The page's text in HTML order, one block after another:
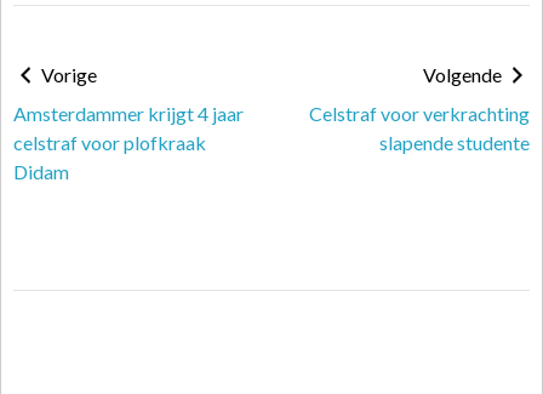
Vorige
Amsterdammer krijgt 4 jaar
celstraf voor plofkraak
Didam
Volgende
Celstraf voor verkrachting
slapende studente